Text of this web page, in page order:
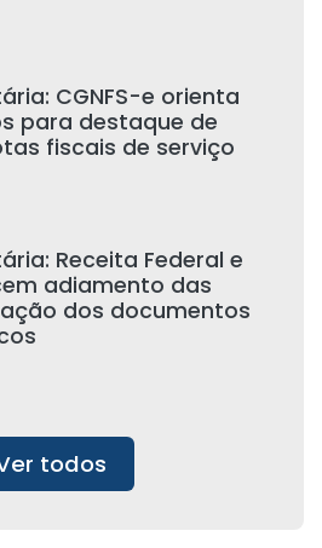
CGNFS-e orienta
para destaque de
fiscais de serviço
Receita Federal e
adiamento das
dos documentos
todos